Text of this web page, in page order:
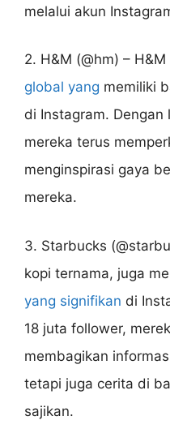
melalui akun
2. H&M (@hm) –
global yang memiliki
di Instagram.
mereka terus
menginspirasi gaya
mereka.
3. Starbucks
kopi ternama, juga
yang signifikan di
18 juta follower,
membagikan
tetapi juga cerita di
sajikan.